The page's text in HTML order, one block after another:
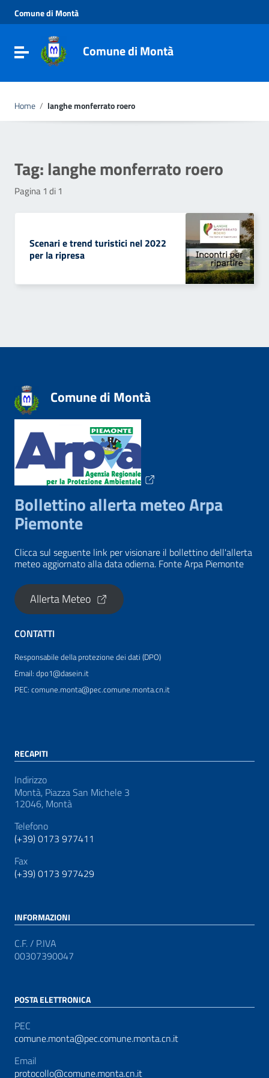
Vai al menu di navigazione
Vai al footer
Comune di Montà
Toggle navigationComune di Montà
Home / langhe monferrato roero
Tag: langhe monferrato roero
Pagina 1 di 1
Scenari e trend turistici nel 2022
per la ripresa
Comune di Montà
Bollettino allerta meteo Arpa
Piemonte
Clicca sul seguente link per visionare il bollettino dell'allerta
meteo aggiornato alla data odierna. Fonte Arpa Piemonte
Allerta Meteo
CONTATTI
Responsabile della protezione dei dati (DPO)
Email: dpo1@dasein.it
PEC: comune.monta@pec.comune.monta.cn.it
RECAPITI
Indirizzo
Montà, Piazza San Michele 3
12046, Montà
Telefono
(+39) 0173 977411
Fax
(+39) 0173 977429
INFORMAZIONI
C.F. / P.IVA
00307390047
POSTA ELETTRONICA
PEC
comune.monta@pec.comune.monta.cn.it
Email
protocollo@comune.monta.cn.it